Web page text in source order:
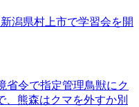
潟県村上市で学習会を開
省令で指定管理鳥獣にク
、熊森はクマを外すか別